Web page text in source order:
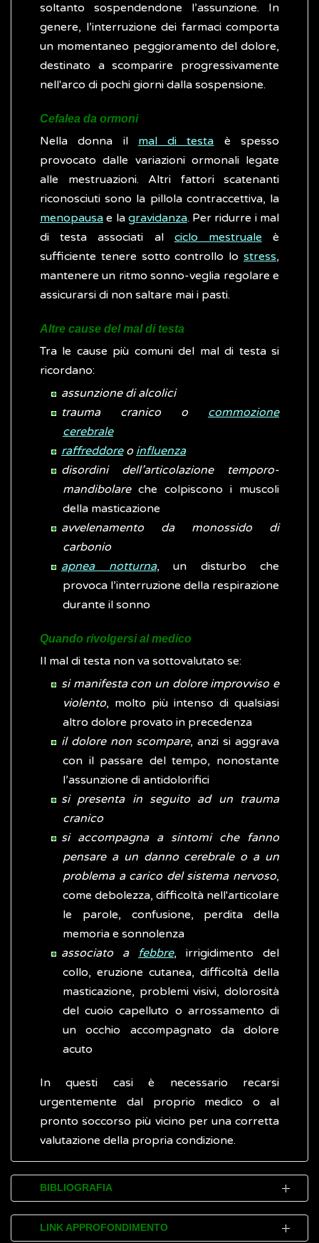
soltanto sospendendone l’assunzione. In
genere, l’interruzione dei farmaci comporta
un momentaneo peggioramento del dolore,
destinato a scomparire progressivamente
nell'arco di pochi giorni dalla sospensione.
Cefalea da ormoni
Nella donna il mal di testa è spesso
provocato dalle variazioni ormonali legate
alle mestruazioni. Altri fattori scatenanti
riconosciuti sono la pillola contraccettiva, la
menopausa e la gravidanza. Per ridurre i mal
di testa associati al ciclo mestruale è
sufficiente tenere sotto controllo lo stress,
mantenere un ritmo sonno-veglia regolare e
assicurarsi di non saltare mai i pasti.
Altre cause del mal di testa
Tra le cause più comuni del mal di testa si
ricordano:
assunzione di alcolici
trauma cranico o commozione
cerebrale
raffreddoreo influenza
disordini dell’articolazione temporo-
mandibolareche colpiscono i muscoli
della masticazione
avvelenamento da monossido di
carbonio
apnea notturna, un disturbo che
provoca l’interruzione della respirazione
durante il sonno
Quando rivolgersi al medico
Il mal di testa non va sottovalutato se:
si manifesta con un dolore improvviso e
violento, molto più intenso di qualsiasi
altro dolore provato in precedenza
il dolore non scompare, anzi si aggrava
con il passare del tempo, nonostante
l’assunzione di antidolorifici
si presenta in seguito ad un trauma
cranico
si accompagna a sintomi che fanno
pensare a un danno cerebrale o a un
problema a carico del sistema nervoso,
come debolezza, difficoltà nell'articolare
le parole, confusione, perdita della
memoria e sonnolenza
associato a febbre, irrigidimento del
collo, eruzione cutanea, difficoltà della
masticazione, problemi visivi, dolorosità
del cuoio capelluto o arrossamento di
un occhio accompagnato da dolore
acuto
In questi casi è necessario recarsi
urgentemente dal proprio medico o al
pronto soccorso più vicino per una corretta
valutazione della propria condizione.
BIBLIOGRAFIA
NHS.Headaches(Inglese)
LINK APPROFONDIMENTO